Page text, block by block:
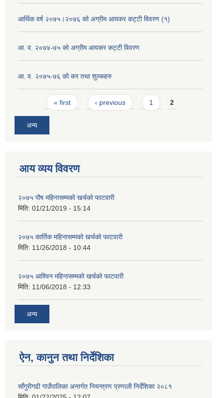
आर्थिक वर्ष २०७५।२०७६ को अग्रीम आयकर कट्टी विवरण (१)
आ. व. २०७४-७५ को अग्रीम आयकर कट्टी विवरण
आ. व. २०७५-७६ को कर तथा शुल्कहरु
Pages« first ‹ previous 1 2
अन्य
आय व्यय विवरण
२०७५ पौष महिनासम्मको खर्चको फाटवारी
मिति: 01/21/2019 - 15:14
२०७५ कार्तिक महिनासम्मको खर्चको फाटवारी
मिति: 11/26/2018 - 10:44
२०७५ आश्विन महिनासम्मको खर्चको फाटवारी
मिति: 11/06/2018 - 12:33
अन्य
ऐन, कानुन तथा निर्देशिका
साँगुरीगढी गाउँपालिका अन्तर्गत नियन्त्रण प्रणाली निर्देशिका २०८१